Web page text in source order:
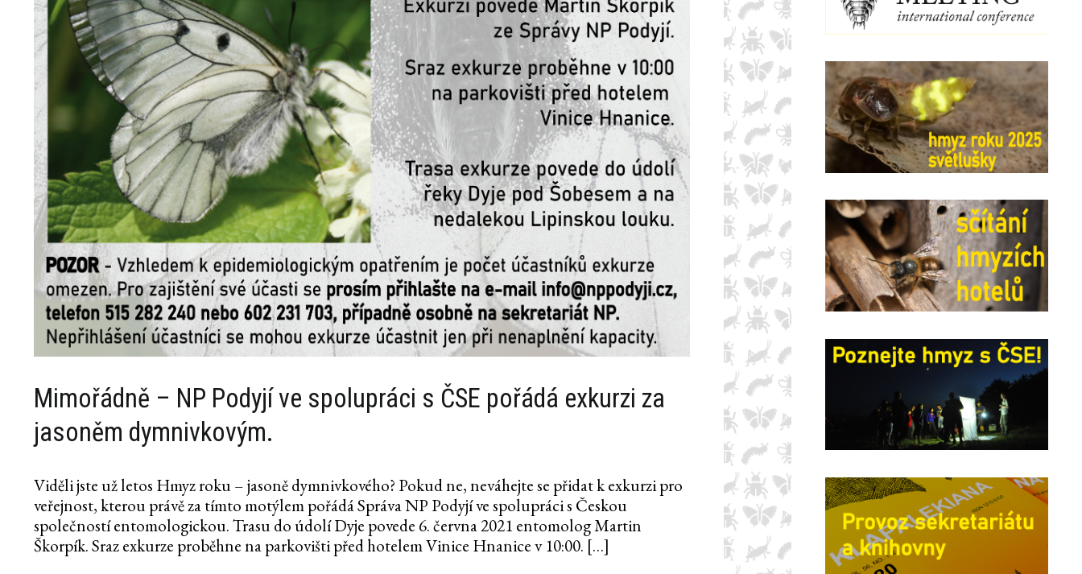
Mimořádně – NP Podyjí ve spolupráci s ČSE pořádá exkurzi za
jasoněm dymnivkovým.
Viděli jste už letos Hmyz roku – jasoně dymnivkového? Pokud ne, neváhejte se přidat k exkurzi pro
veřejnost, kterou právě za tímto motýlem pořádá Správa NP Podyjí ve spolupráci s Českou
společností entomologickou. Trasu do údolí Dyje povede 6. června 2021 entomolog Martin
Škorpík. Sraz exkurze proběhne na parkovišti před hotelem Vinice Hnanice v 10:00. […]